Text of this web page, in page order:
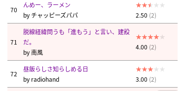
70
んめー、ラーメン
by チャッピーズパパ 2.50 (2)
71
脱線経緯問うも「進もう」と言い、建設
だ。
by南風
4.00 (2)
72
昼飯らしさ知らしめる日
by radiohand 3.00 (2)